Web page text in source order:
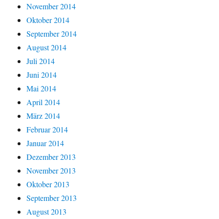
November 2014
Oktober 2014
September 2014
August 2014
Juli 2014
Juni 2014
Mai 2014
April 2014
März 2014
Februar 2014
Januar 2014
Dezember 2013
November 2013
Oktober 2013
September 2013
August 2013